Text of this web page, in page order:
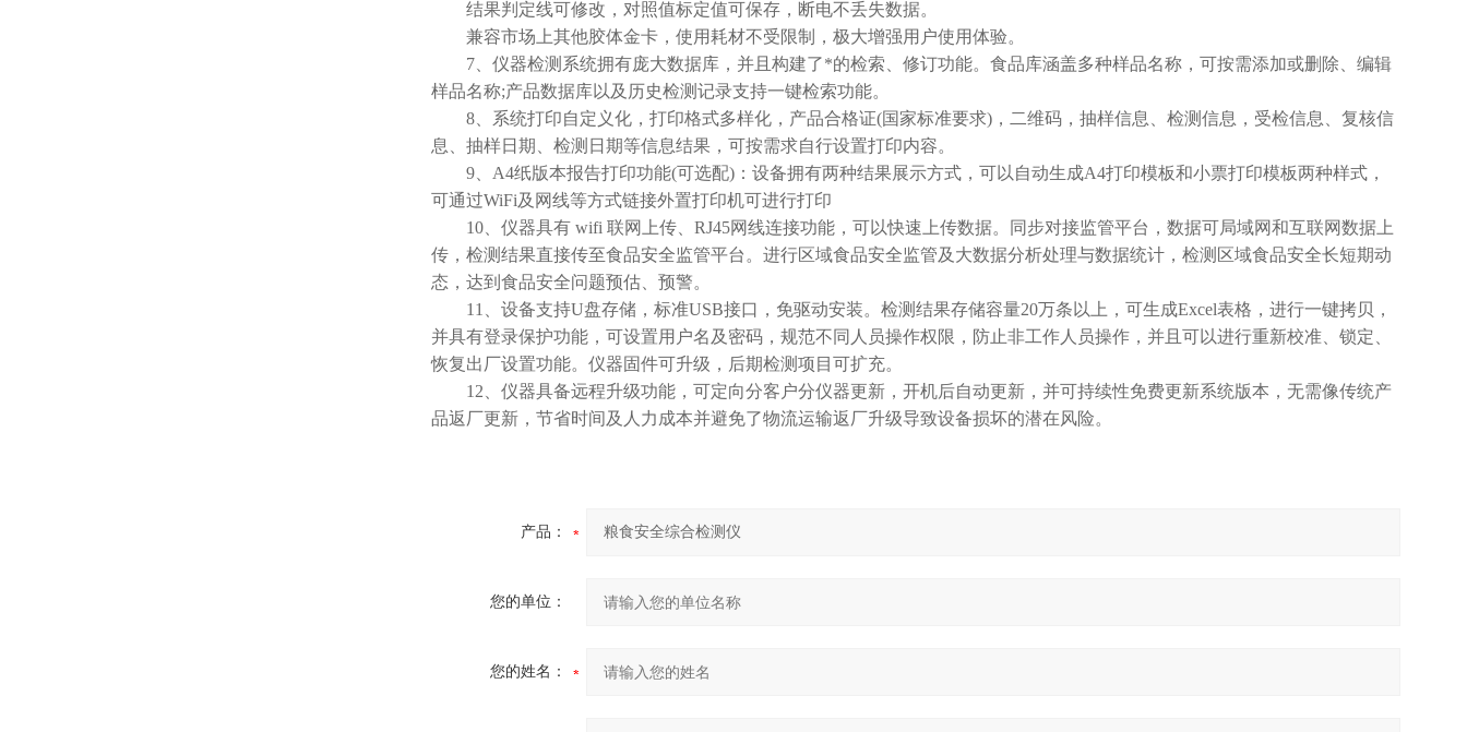
结果判定线可修改，对照值标定值可保存，断电不丢失数据。
兼容市场上其他胶体金卡，使用耗材不受限制，极大增强用户使用体验。
7、仪器检测系统拥有庞大数据库，并且构建了*的检索、修订功能。食品库涵盖多种样品名称，可按需添加或删除、编辑
样品名称;产品数据库以及历史检测记录支持一键检索功能。
8、系统打印自定义化，打印格式多样化，产品合格证(国家标准要求)，二维码，抽样信息、检测信息，受检信息、复核信
息、抽样日期、检测日期等信息结果，可按需求自行设置打印内容。
9、A4纸版本报告打印功能(可选配)：设备拥有两种结果展示方式，可以自动生成A4打印模板和小票打印模板两种样式，
可通过WiFi及网线等方式链接外置打印机可进行打印
10、仪器具有 wifi 联网上传、RJ45网线连接功能，可以快速上传数据。同步对接监管平台，数据可局域网和互联网数据上
传，检测结果直接传至食品安全监管平台。进行区域食品安全监管及大数据分析处理与数据统计，检测区域食品安全长短期动
态，达到食品安全问题预估、预警。
11、设备支持U盘存储，标准USB接口，免驱动安装。检测结果存储容量20万条以上，可生成Excel表格，进行一键拷贝，
并具有登录保护功能，可设置用户名及密码，规范不同人员操作权限，防止非工作人员操作，并且可以进行重新校准、锁定、
恢复出厂设置功能。仪器固件可升级，后期检测项目可扩充。
12、仪器具备远程升级功能，可定向分客户分仪器更新，开机后自动更新，并可持续性免费更新系统版本，无需像传统产
品返厂更新，节省时间及人力成本并避免了物流运输返厂升级导致设备损坏的潜在风险。
产品：
您的单位：
您的姓名：